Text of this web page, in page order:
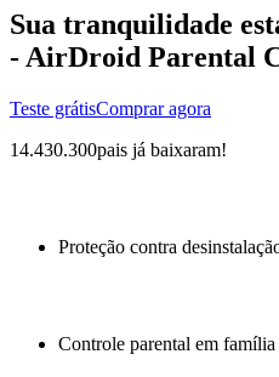
Sua tranquilidade
- AirDroid Parental
Teste grátisComprar agora
14.430.300pais já baixaram!
Proteção contra
Controle parental em família